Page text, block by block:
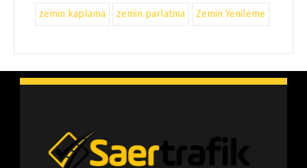
zemin kaplama zemin parlatma Zemin Yenileme